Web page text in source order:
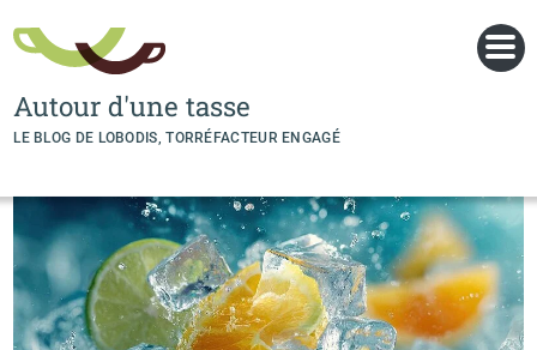
Autour d'une tasse
LE BLOG DE LOBODIS, TORRÉFACTEUR ENGAGÉ